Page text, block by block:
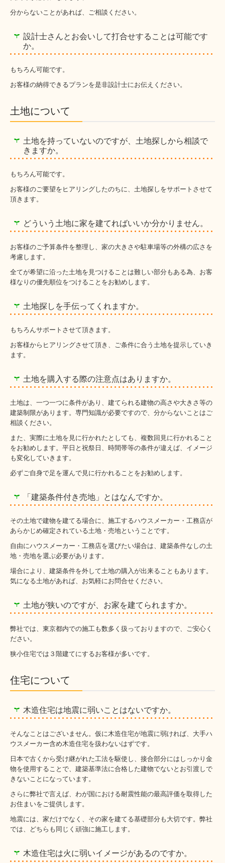
分からないことがあれば、ご相談ください。
設計士さんとお会いして打合せすることは可能です
か。
もちろん可能です。
お客様の納得できるプランを是非設計士にお伝えください。
土地について
土地を持っていないのですが、土地探しから相談で
きますか。
もちろん可能です。
お客様のご要望をヒアリングしたのちに、土地探しをサポートさせて
頂きます。
どういう土地に家を建てればいいか分かりません。
お客様のご予算条件を整理し、家の大きさや駐車場等の外構の広さを
考慮します。
全てが希望に沿った土地を見つけることは難しい部分もある為、お客
様なりの優先順位をつけることをお勧めします。
土地探しを手伝ってくれますか。
もちろんサポートさせて頂きます。
お客様からヒアリングさせて頂き、ご条件に合う土地を提示していき
ます。
土地を購入する際の注意点はありますか。
土地は、一つ一つに条件があり、建てられる建物の高さや大きさ等の
建築制限があります。専門知識が必要ですので、分からないことはご
相談ください。
また、実際に土地を見に行かれたとしても、複数回見に行かれること
をお勧めします。平日と祝祭日、時間帯等の条件が違えば、イメージ
も変化していきます。
必ずご自身で足を運んで見に行かれることをお勧めします。
「建築条件付き売地」とはなんですか。
その土地で建物を建てる場合に、施工するハウスメーカー・工務店が
あらかじめ確定されている土地・売地ということです。
自由にハウスメーカー・工務店を選びたい場合は、建築条件なしの土
地・売地を選ぶ必要があります。
場合により、建築条件を外して土地の購入が出来ることもあります。
気になる土地があれば、お気軽にお問合せください。
土地が狭いのですが、お家を建てられますか。
弊社では、東京都内での施工も数多く扱っておりますので、ご安心く
ださい。
狭小住宅では３階建てにするお客様が多いです。
住宅について
木造住宅は地震に弱いことはないですか。
そんなことはございません。仮に木造住宅が地震に弱ければ、大手ハ
ウスメーカー含め木造住宅を扱わないはずです。
日本で古くから受け継がれた工法を駆使し、接合部分にはしっかり金
物を使用することで、建築基準法に合格した建物でないとお引渡しで
きないことになっています。
さらに弊社で言えば、わが国における耐震性能の最高評価を取得した
お住まいをご提供します。
地震には、家だけでなく、その家を建てる基礎部分も大切です。弊社
では、どちらも同じく頑強に施工します。
木造住宅は火に弱いイメージがあるのですか。